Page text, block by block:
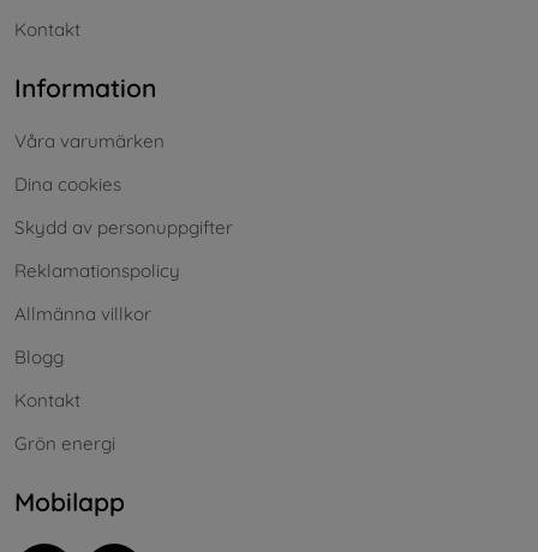
Kontakt
Information
Våra varumärken
Dina cookies
Skydd av personuppgifter
Reklamationspolicy
Allmänna villkor
Blogg
Kontakt
Grön energi
Mobilapp